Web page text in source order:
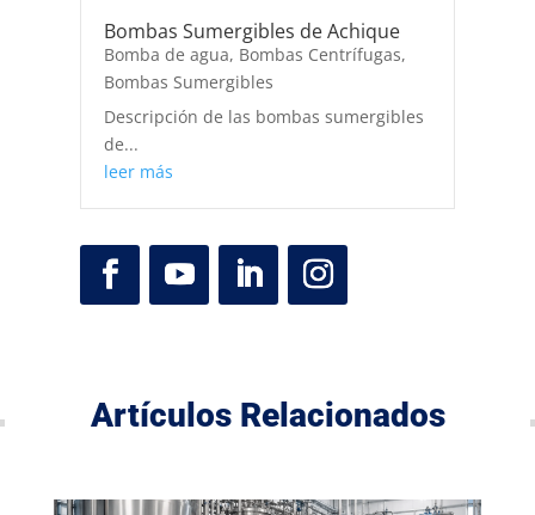
Bombas Sumergibles de Achique
Bomba de agua, Bombas Centrífugas,
Bombas Sumergibles
Descripción de las bombas sumergibles
de...
leer más
Artículos Relacionados